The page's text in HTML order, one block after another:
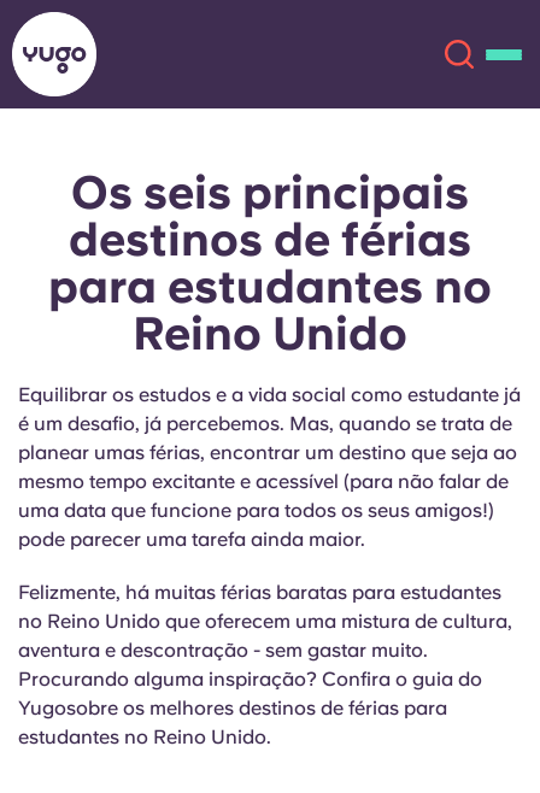
Sobre
Localizações
Conta
English (GB)
English (US)
Chinese
Selecione um país
Selecione uma cidade
Selecione uma residência
Iniciar sessão
English (GB)
English (US)
Chinese Español
Català Deutsch
Italian French
Portuguese
Os seis principais
destinos de férias
para estudantes no
Reino Unido
Equilibrar os estudos e a vida social como estudante já
é um desafio, já percebemos. Mas, quando se trata de
planear umas férias, encontrar um destino que seja ao
mesmo tempo excitante e acessível (para não falar de
uma data que funcione para todos os seus amigos!)
pode parecer uma tarefa ainda maior.
Felizmente, há muitas férias baratas para estudantes
no Reino Unido que oferecem uma mistura de cultura,
aventura e descontração - sem gastar muito.
Procurando alguma inspiração? Confira o guia do
Yugosobre os melhores destinos de férias para
estudantes no Reino Unido.